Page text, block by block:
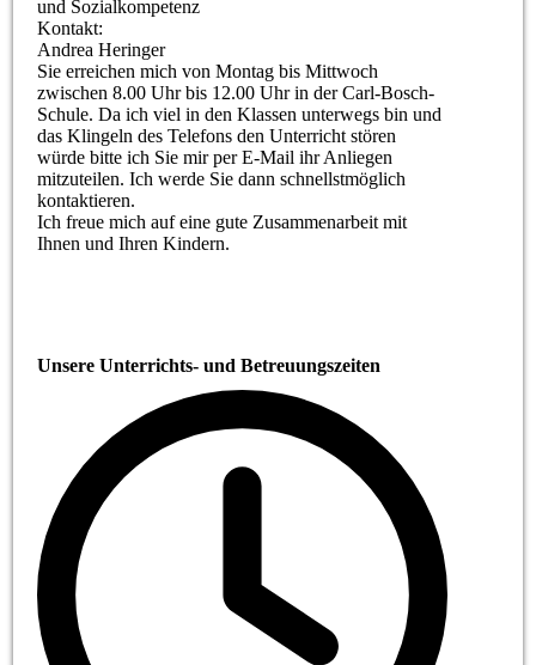
und Sozialkompetenz
Kontakt:
Andrea Heringer
Sie erreichen mich von Montag bis Mittwoch
zwischen 8.00 Uhr bis 12.00 Uhr in der Carl-Bosch-
Schule. Da ich viel in den Klassen unterwegs bin und
das Klingeln des Telefons den Unterricht stören
würde bitte ich Sie mir per E-Mail ihr Anliegen
mitzuteilen. Ich werde Sie dann schnellstmöglich
kontaktieren.
Ich freue mich auf eine gute Zusammenarbeit mit
Ihnen und Ihren Kindern.
Unsere Unterrichts- und Betreuungszeiten